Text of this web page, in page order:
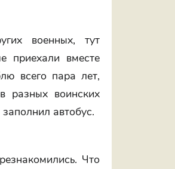
военных, тут
приехали вместе
всего пара лет,
разных воинских
автобус.
Что